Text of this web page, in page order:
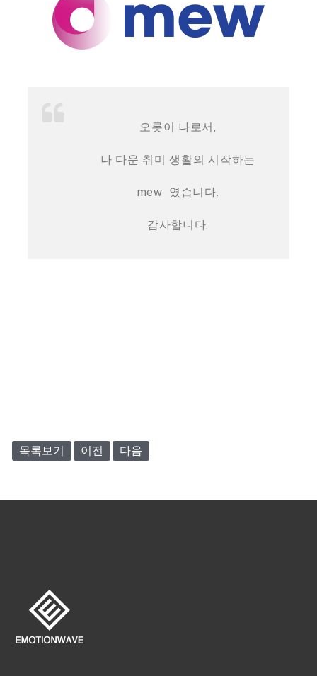
오롯이 나로서,
나 다운 취미 생활의 시작하는
mew 였습니다.
감사합니다.
목록보기 이전 다음